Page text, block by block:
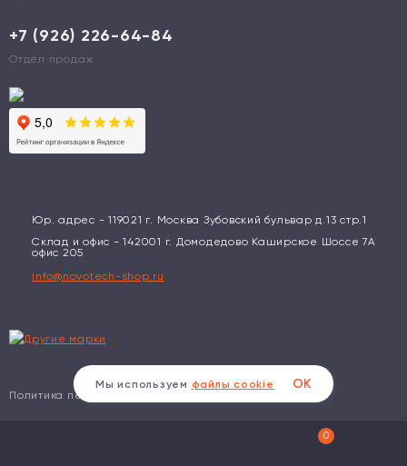
+7 (926) 226-64-84
Отдел продаж
Юр. адрес - 119021 г. Москва Зубовский бульвар д.13 стр.1
Склад и офис - 142001 г. Домодедово Каширское Шоссе 7А
офис 205
info@novotech-shop.ru
Политика персональных данных
0
Мы используем файлы cookie ОК